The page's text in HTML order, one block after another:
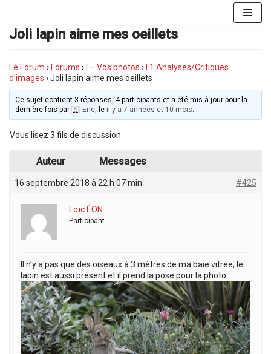
au
contenu
Joli lapin aime mes oeillets
Le Forum › Forums › I – Vos photos ›
I.1 Analyses/Critiques
d’images ›Joli lapin aime mes oeillets
Ce sujet contient 3 réponses, 4 participants et a été mis à jour pour la
dernière fois par
Eric, le il y a 7 années et 10 mois.
Vous lisez 3 fils de discussion
Auteur Messages
16 septembre 2018 à 22 h 07 min #425
Loïc ÉON
Participant
Il n’y a pas que des oiseaux à 3 mètres de ma baie vitrée, le
lapin est aussi présent et il prend la pose pour la photo.